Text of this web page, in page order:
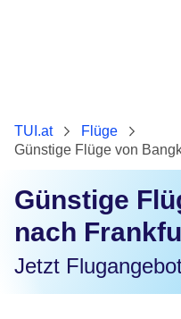
TUI.at
Flüge
Günstige Flüge von
Günstige
nach
Jetzt